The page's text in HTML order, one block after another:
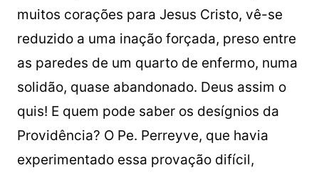
muitos corações para Jesus Cristo, vê-se
reduzido a uma inação forçada, preso entre
as paredes de um quarto de enfermo, numa
solidão, quase abandonado. Deus assim o
quis! E quem pode saber os desígnios da
Providência? O Pe. Perreyve, que havia
experimentado essa provação difícil,